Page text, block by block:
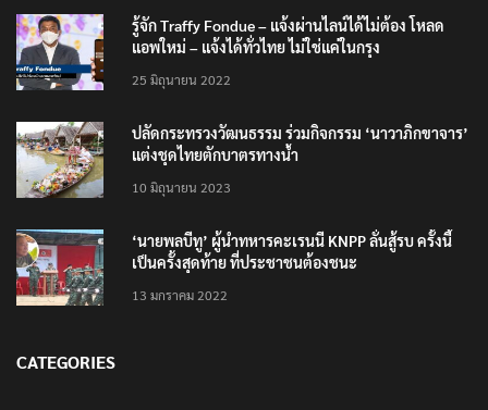
รู้จัก Traffy Fondue – แจ้งผ่านไลน์ได้ไม่ต้อง โหลด
แอพใหม่ – แจ้งได้ทั่วไทย ไม่ใช่แค่ในกรุง
25 มิถุนายน 2022
ปลัดกระทรวงวัฒนธรรม ร่วมกิจกรรม ‘นาวาภิกขาจาร’
แต่งชุดไทยตักบาตรทางน้ำ
10 มิถุนายน 2023
‘นายพลบีทู’ ผู้นำทหารคะเรนนี KNPP ลั่นสู้รบ ครั้งนี้
เป็นครั้งสุดท้าย ที่ประชาชนต้องชนะ
13 มกราคม 2022
CATEGORIES